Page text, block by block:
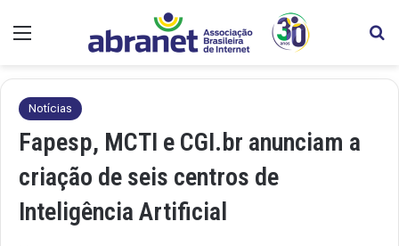
Notícias
Fapesp, MCTI e CGI.br anunciam a
criação de seis centros de
Inteligência Artificial